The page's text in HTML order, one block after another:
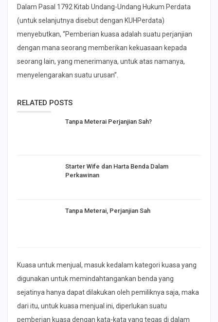
Dalam Pasal 1792 Kitab Undang-Undang Hukum Perdata
(untuk selanjutnya disebut dengan KUHPerdata)
menyebutkan, “Pemberian kuasa adalah suatu perjanjian
dengan mana seorang memberikan kekuasaan kepada
seorang lain, yang menerimanya, untuk atas namanya,
menyelengarakan suatu urusan”.
RELATED POSTS
Tanpa Meterai Perjanjian Sah?
Starter Wife dan Harta Benda Dalam
Perkawinan
Tanpa Meterai, Perjanjian Sah
Kuasa untuk menjual, masuk kedalam kategori kuasa yang
digunakan untuk memindahtangankan benda yang
sejatinya hanya dapat dilakukan oleh pemiliknya saja, maka
dari itu, untuk kuasa menjual ini, diperlukan suatu
pemberian kuasa dengan kata-kata yang tegas di dalam